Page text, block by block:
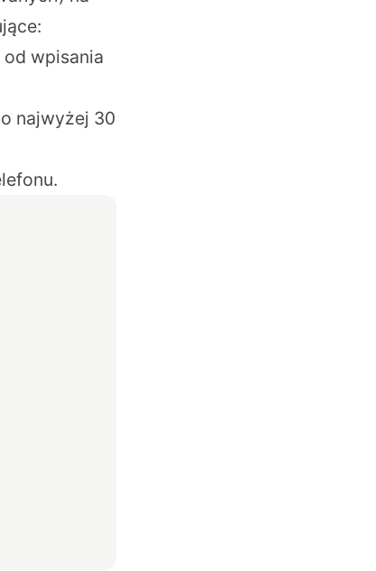
od wpisania
najwyżej 30